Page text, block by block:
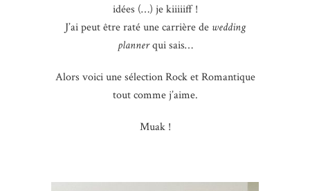
idées (…) je kiiiiiff !
J’ai peut être raté une carrière dewedding
plannerqui sais…
Alors voici une sélection Rock et Romantique
tout comme j’aime.
Muak !